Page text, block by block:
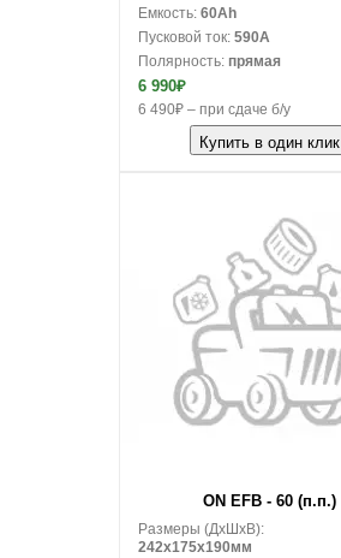
Емкость: 60Ah
Пусковой ток: 590A
Полярность: прямая
6 990₽
6 490₽ – при сдаче б/у
Купить в один клик
ON EFB - 60 (п.п.)
Размеры (ДxШxВ):
242x175x190мм